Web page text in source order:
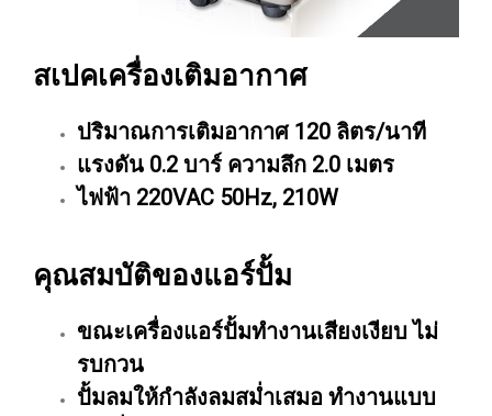
สเปคเครื่องเติมอากาศ
ปริมาณการเติมอากาศ 120 ลิตร/นาที
แรงดัน 0.2 บาร์ ความลึก 2.0 เมตร
ไฟฟ้า 220VAC 50Hz, 210W
คุณสมบัติของแอร์ปั้ม
ขณะเครื่องแอร์ปั้มทำงานเสียงเงียบ ไม่
รบกวน
ปั้มลมให้กำลังลมสม่ำเสมอ ทำงานแบบ